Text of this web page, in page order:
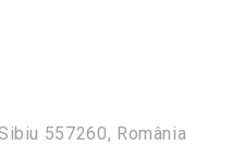
557260, România